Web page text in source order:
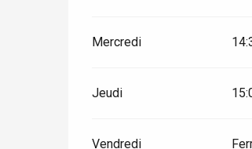
Mercredi
Jeudi
Vendredi